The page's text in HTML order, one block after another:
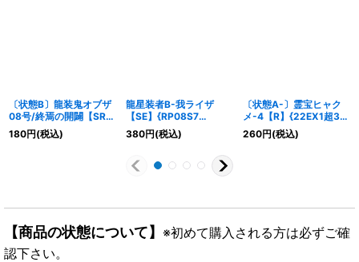
〔状態B〕龍装鬼オブザ
08号/終焉の開闢【SR】
{24RP4TR4/TR9}
《闇》
180円(税込)
龍星装者B-我ライザ
【SE】{RP08S7
秘/S10}《火》
380円(税込)
〔状態A-〕霊宝ヒャク
メ-4【R】{22EX1超32/
超50}《多》
260円(税込)
【商品の状態について】 ※初めて購入される方は必ずご確
認下さい。